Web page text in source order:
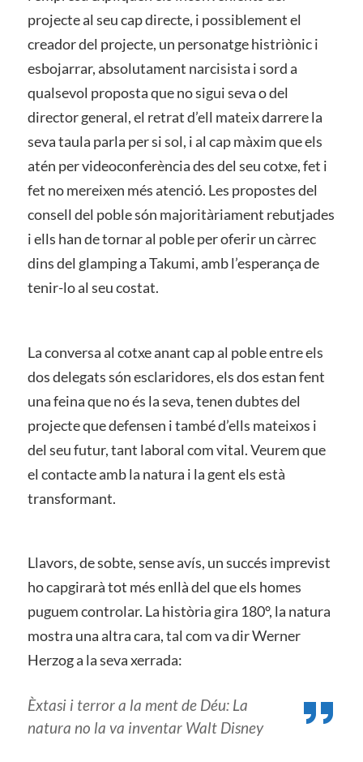
projecte al seu cap directe, i possiblement el
creador del projecte, un personatge histriònic i
esbojarrar, absolutament narcisista i sord a
qualsevol proposta que no sigui seva o del
director general, el retrat d’ell mateix darrere la
seva taula parla per si sol, i al cap màxim que els
atén per videoconferència des del seu cotxe, fet i
fet no mereixen més atenció. Les propostes del
consell del poble són majoritàriament rebutjades
i ells han de tornar al poble per oferir un càrrec
dins del glamping a Takumi, amb l’esperança de
tenir-lo al seu costat.
La conversa al cotxe anant cap al poble entre els
dos delegats són esclaridores, els dos estan fent
una feina que no és la seva, tenen dubtes del
projecte que defensen i també d’ells mateixos i
del seu futur, tant laboral com vital. Veurem que
el contacte amb la natura i la gent els està
transformant.
Llavors, de sobte, sense avís, un succés imprevist
ho capgirarà tot més enllà del que els homes
puguem controlar. La història gira 180°, la natura
mostra una altra cara, tal com va dir Werner
Herzog a la seva xerrada:
Èxtasi i terror a la ment de Déu: La
natura no la va inventar Walt Disney